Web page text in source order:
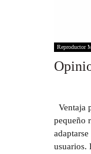
Reproductor
Ventaja
pequeño
usuarios.